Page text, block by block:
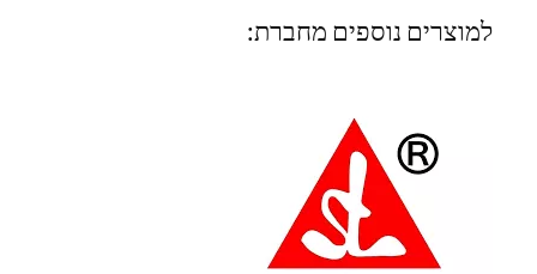
למוצרים נוספים מחברת: